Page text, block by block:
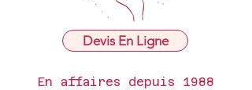
Devis En Ligne
En affaires depuis 1988